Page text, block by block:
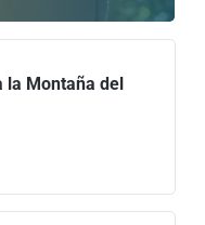
la Montaña del